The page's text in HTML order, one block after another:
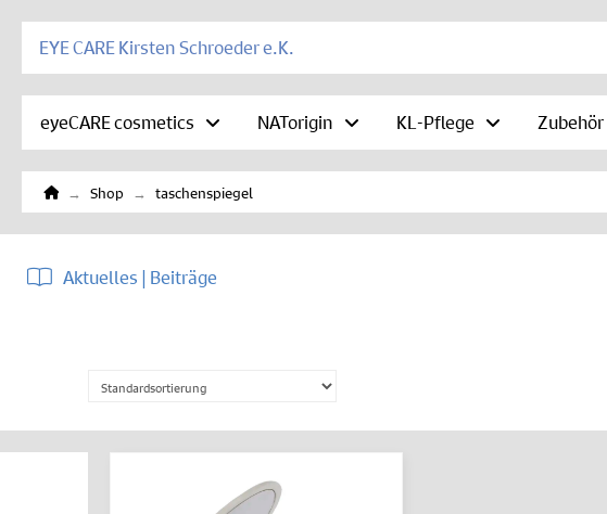
EYE CARE Kirsten Schroeder e.K.
eyeCARE cosmetics NATorigin KL-Pflege Zubehör
Home
→ Shop → taschenspiegel
Aktuelles | Beiträge